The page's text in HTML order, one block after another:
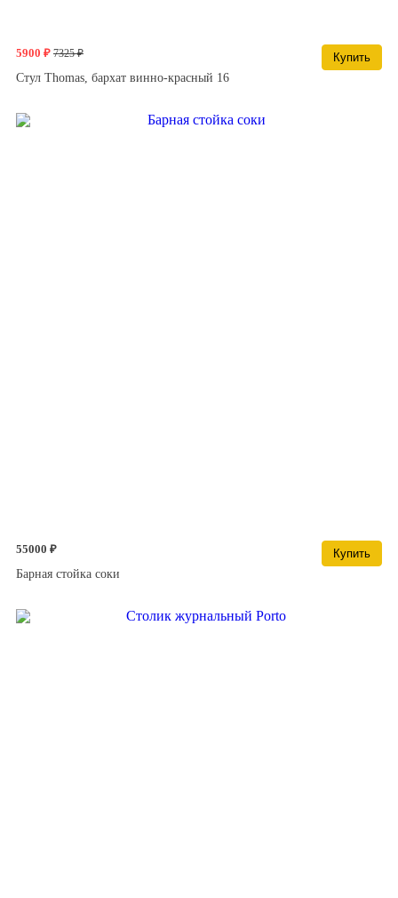
5900 ₽ 7325 ₽
Купить
Cтул Thomas, бархат винно-красный 16
55000 ₽
Купить
Барная стойка соки